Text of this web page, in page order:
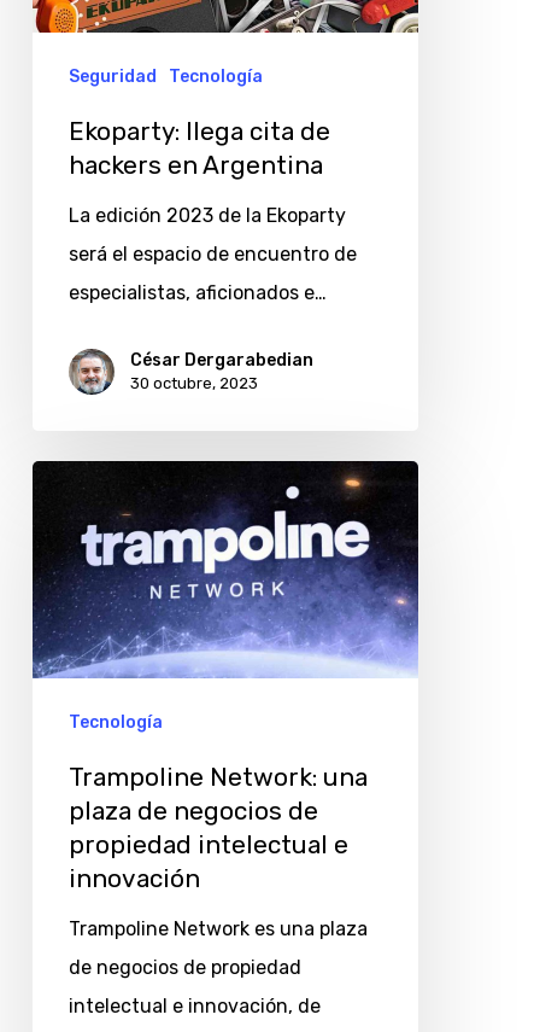
en
Argentina
Seguridad Tecnología
Ekoparty: llega cita de
hackers en Argentina
La edición 2023 de la Ekoparty
será el espacio de encuentro de
especialistas, aficionados e…
César Dergarabedian
30 octubre, 2023
Trampoline
Network:
plaza
de
negocios
intelectual
innovación
Tecnología
Trampoline Network: una
plaza de negocios de
propiedad intelectual e
innovación
Trampoline Network es una plaza
de negocios de propiedad
intelectual e innovación, de